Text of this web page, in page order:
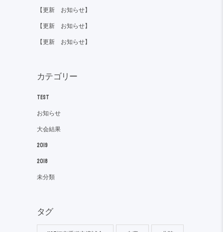
【更新 お知らせ】
【更新 お知らせ】
【更新 お知らせ】
カテゴリー
TEST
お知らせ
大会結果
2019
2018
未分類
タグ